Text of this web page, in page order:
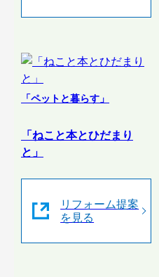
「ペットと暮らす」
「ねこと本とひだまり
と」
リフォーム提案
を見る